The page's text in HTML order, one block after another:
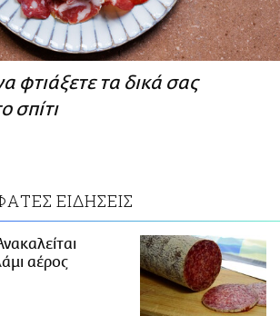
φτιάξετε τα δικά σας
σπίτι
ΕΙΔΗΣΕΙΣ
αέρος